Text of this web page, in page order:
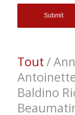
Tout/
Baldino